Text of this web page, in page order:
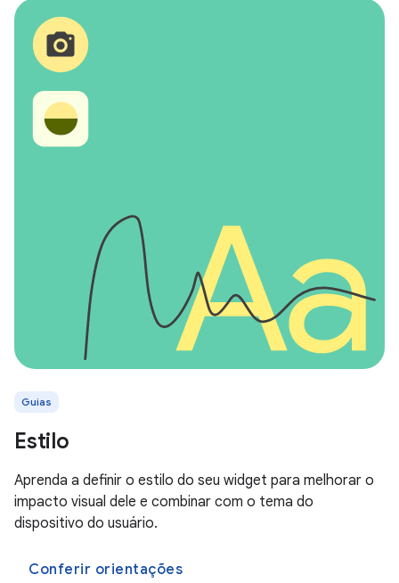
Guias
Estilo
Aprenda a definir o estilo do seu widget para melhorar o
impacto visual dele e combinar com o tema do
dispositivo do usuário.
Conferir orientações